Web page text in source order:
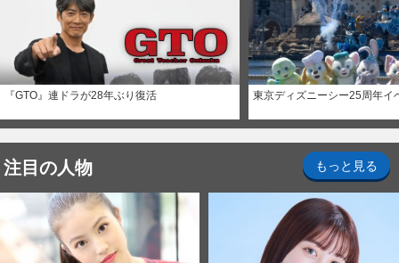
『GTO』連ドラが28年ぶり復活 東京ディズニーシー25周年イ
注目の人物 もっと見る